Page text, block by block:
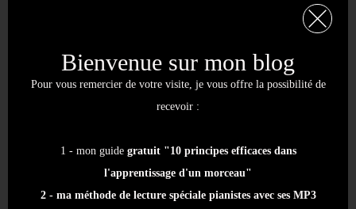
musicale et inspiration orientale
Inspirations, Jazz et Pédagogie
8 décembre 2025
3 clés pour réussir les ornements dans l’Aria
Bienvenue sur mon blog
Pour vous remercier de votre visite, je vous offre la possibilité de
recevoir :
1 - mon guide gratuit "10 principes efficaces dans
l'apprentissage d'un morceau"
2 - ma méthode de lecture spéciale pianistes avec ses MP3